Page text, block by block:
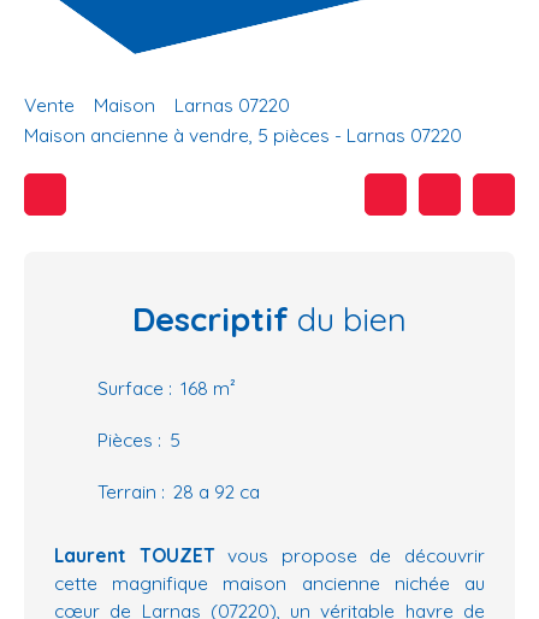
Vente Maison
Larnas 07220
Maison ancienne à vendre, 5 pièces - Larnas 07220
Descriptif du bien
Surface : 168 m²
Pièces : 5
Terrain : 28 a 92 ca
Laurent TOUZETvous propose de découvrir
cette magnifique maison ancienne nichée au
cœur de Larnas (07220), un véritable havre de